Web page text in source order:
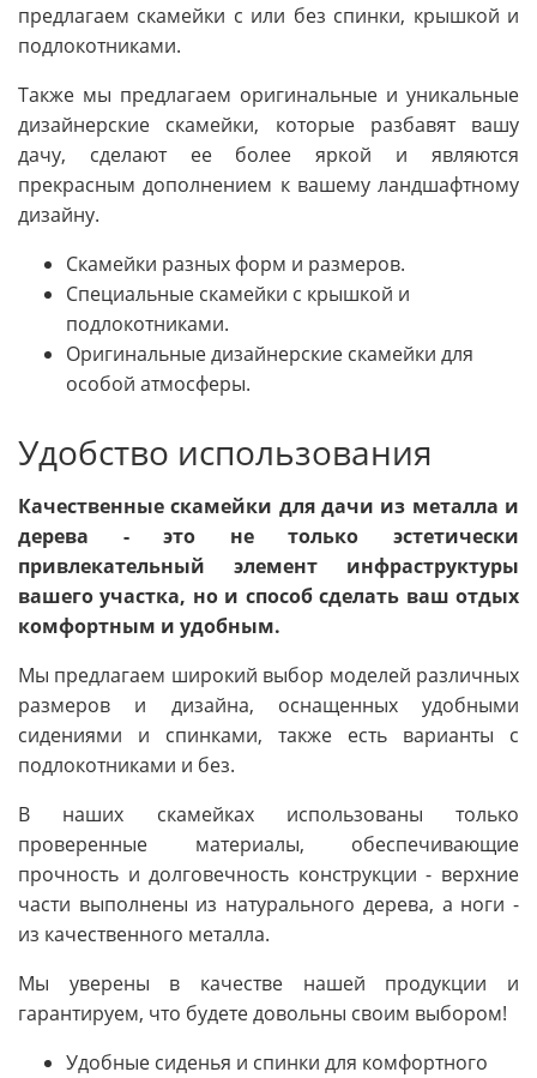
предлагаем скамейки с или без спинки, крышкой и
подлокотниками.
Также мы предлагаем оригинальные и уникальные
дизайнерские скамейки, которые разбавят вашу
дачу, сделают ее более яркой и являются
прекрасным дополнением к вашему ландшафтному
дизайну.
Скамейки разных форм и размеров.
Специальные скамейки с крышкой и
подлокотниками.
Оригинальные дизайнерские скамейки для
особой атмосферы.
Удобство использования
Качественные скамейки для дачи из металла и
дерева - это не только эстетически
привлекательный элемент инфраструктуры
вашего участка, но и способ сделать ваш отдых
комфортным и удобным.
Мы предлагаем широкий выбор моделей различных
размеров и дизайна, оснащенных удобными
сидениями и спинками, также есть варианты с
подлокотниками и без.
В наших скамейках использованы только
проверенные материалы, обеспечивающие
прочность и долговечность конструкции - верхние
части выполнены из натурального дерева, а ноги -
из качественного металла.
Мы уверены в качестве нашей продукции и
гарантируем, что будете довольны своим выбором!
Удобные сиденья и спинки для комфортного